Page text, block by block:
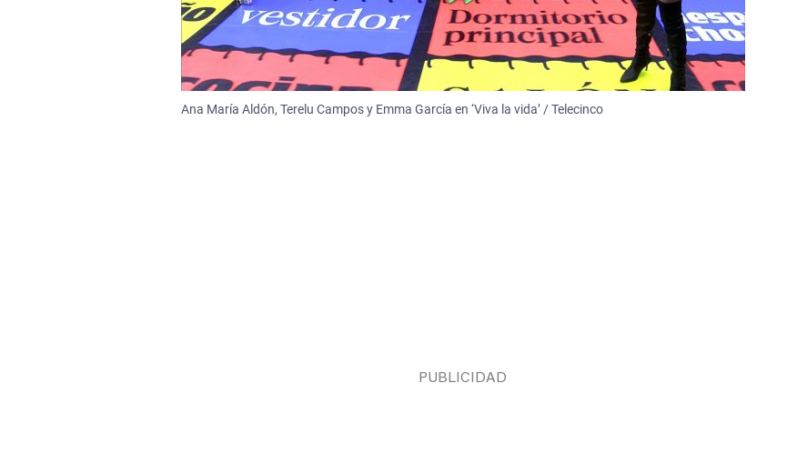
Ana María Aldón, Terelu Campos y Emma García en ‘Viva la vida’ / Telecinco